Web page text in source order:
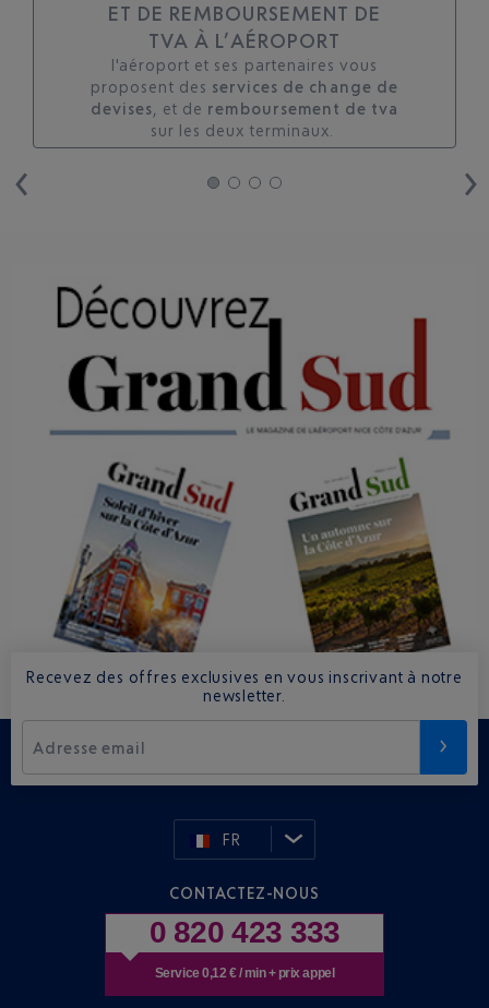
ET DE REMBOURSEMENT DE
TVA À L’AÉROPORT
l'aéroport et ses partenaires vous
proposent des services de change de
devises , et de remboursement de tva
sur les deux terminaux. ​
Recevez des offres exclusives en vous inscrivant à notre
newsletter.
Adresse email
FR
CONTACTEZ-NOUS
0 820 423 333
Service 0,12 € / min + prix appel